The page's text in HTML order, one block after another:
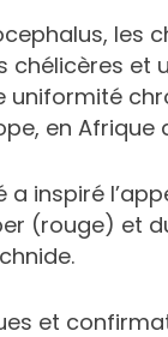
les
chélicères et
uniformité
en Afrique
inspiré
(rouge) et
et